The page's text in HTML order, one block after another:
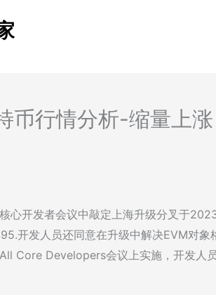
币行情分析-缩量上涨
心开发者会议中敲定上海升级分叉于
开发人员还同意在升级中解决EVM对象
Core Developers会议上实施，开发人